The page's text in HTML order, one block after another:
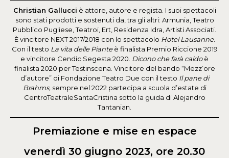
Christian Gallucci è attore, autore e regista. I suoi spettacoli
sono stati prodotti e sostenuti da, tra gli altri: Armunia, Teatro
Pubblico Pugliese, Teatroi, Ert, Residenza Idra, Artisti Associati.
È vincitore NEXT 2017/2018 con lo spettacolo Hotel Lausanne.
Con il testo La vita delle Pianteè finalista Premio Riccione 2019
e vincitore Cendic Segesta 2020. Dicono che farà caldoè
finalista 2020 per Testinscena. Vincitore del bando “Mezz’ore
d’autore” di Fondazione Teatro Due con il testo Il pane di
Brahms, sempre nel 2022 partecipa a scuola d’estate di
CentroTeatraleSantaCristina sotto la guida di Alejandro
Tantanian.
Premiazione e mise en espace
venerdì 30 giugno 2023, ore 20.30